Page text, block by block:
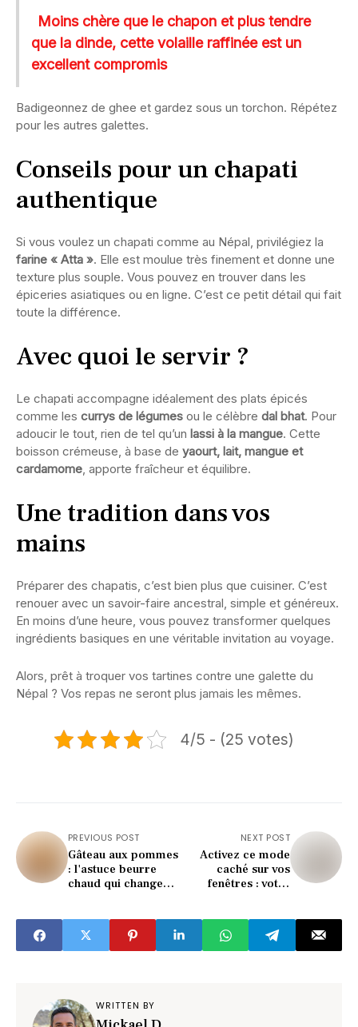
Moins chère que le chapon et plus tendre
que la dinde, cette volaille raffinée est un
excellent compromis
Badigeonnez de ghee et gardez sous un torchon. Répétez
pour les autres galettes.
Conseils pour un chapati
authentique
Si vous voulez un chapati comme au Népal, privilégiez la
farine « Atta ». Elle est moulue très finement et donne une
texture plus souple. Vous pouvez en trouver dans les
épiceries asiatiques ou en ligne. C’est ce petit détail qui fait
toute la différence.
Avec quoi le servir ?
Le chapati accompagne idéalement des plats épicés
comme les currys de légumes ou le célèbre dal bhat. Pour
adoucir le tout, rien de tel qu’un lassi à la mangue. Cette
boisson crémeuse, à base de yaourt, lait, mangue et
cardamome, apporte fraîcheur et équilibre.
Une tradition dans vos
mains
Préparer des chapatis, c’est bien plus que cuisiner. C’est
renouer avec un savoir-faire ancestral, simple et généreux.
En moins d’une heure, vous pouvez transformer quelques
ingrédients basiques en une véritable invitation au voyage.
Alors, prêt à troquer vos tartines contre une galette du
Népal ? Vos repas ne seront plus jamais les mêmes.
4/5 - (25 votes)
PREVIOUS POST
Gâteau aux pommes
: l'astuce beurre
chaud qui change
NEXT POST
Activez ce mode
caché sur vos
fenêtres : votre
WRITTEN BY